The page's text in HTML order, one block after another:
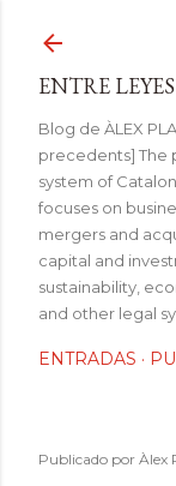
ENTRE
Blog de ÀLEX
precedents] The
system of
focuses on
mergers and
capital and
sustainability,
and other legal
ENTRADAS
Publicado por Àlex